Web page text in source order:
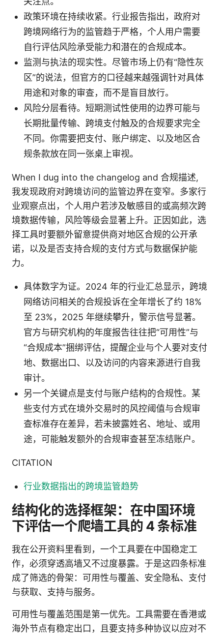
政策环境在持续收紧。行业报告指出，政府对
跨境网络行为的监管趋于严格，个人用户需要
自行评估风险承受能力和潜在的合规成本。
监测与执法的现实性。尽管市场上仍有“隐性灰
区”的说法，但官方的口径越来越强调针对具体
用途和对象的审查，而不是盲目放行。
风险分层看待。短期测试性使用的边界可能与
长期批量传输、跨境支付触及的合规要求完全
不同。你需要把支付、账户绑定、以及地区合
规条款放在同一张桌上审视。
When I dug into the changelog and 合规描述,
我发现政府对跨境访问的监管边界在变窄。多家行
业观察点出，个人用户若涉及敏感目的或高频次跨
境数据传输，风险等级会显著上升。正因如此，选
择工具时要额外留意提供商对地区合规的公开承
诺，以及是否支持合规的支付方式与数据保护能
力。
具体数字为证。2024 年的行业汇总显示，跨境
网络访问相关的合规投诉在全年增长了约 18%
至 23%，2025 年继续攀升，警示信号显著。
官方与研究机构的年度报告往往把“可用性”与
“合规成本”捆绑评估，提醒企业与个人要对支付
地、数据出口、以及访问的内容来源进行自我
审计。
另一个关键点是支付与账户结构的合规性。某
些支付方式在境外交易时的风控阈值与合规审
查标准存在差异，若未披露姓名、地址、或用
途，可能触发额外的合规审查甚至冻结账户。
CITATION
行业数据指出的跨境监管趋势
结构化的选择框架：在中国环境
下评估一个爬墙工具的 4 条标准
我在公开资料里看到，一个工具要在中国稳定工
作，必须穿透高墙又不过度暴露。于是这四条标准
成了筛选的骨架：可用性与覆盖、安全隐私、支付
与获取、支持与服务。
可用性与覆盖范围是第一优先。工具需要在香港或
海外节点有稳定出口，且要支持多种协议以应对不